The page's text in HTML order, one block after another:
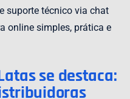
suporte técnico via chat
online simples, prática e
se destaca: